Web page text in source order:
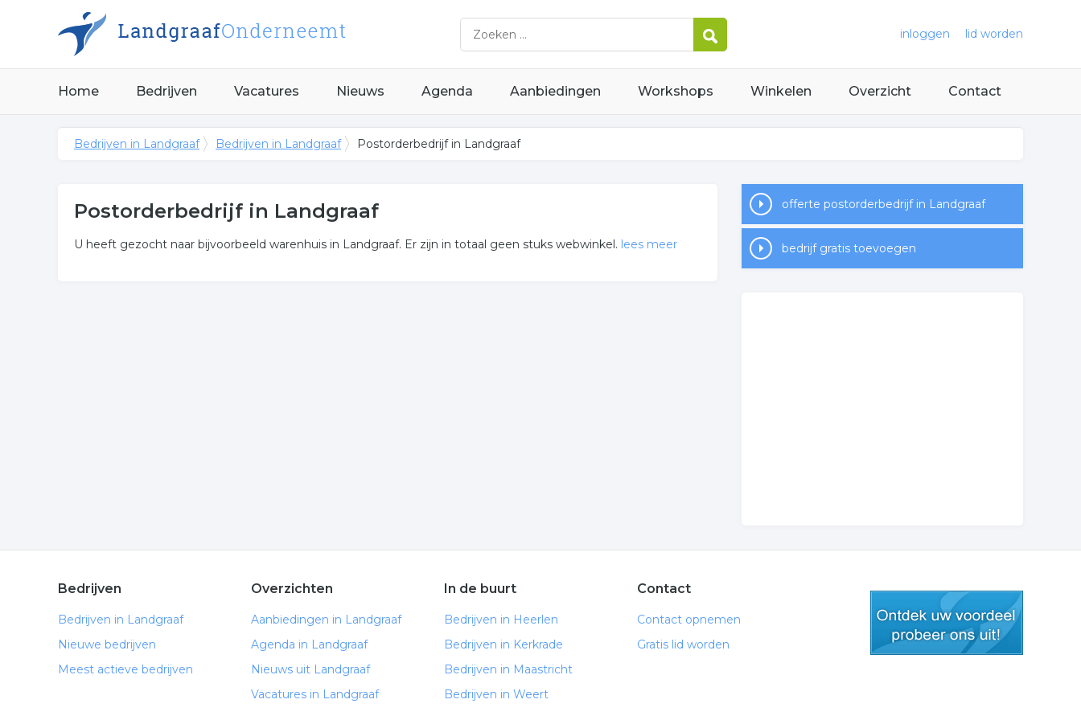
inloggen lid worden
Home Bedrijven Vacatures Nieuws Agenda Aanbiedingen Workshops Winkelen Overzicht Contact
Bedrijven in Landgraaf Bedrijven in Landgraaf Postorderbedrijf in Landgraaf
Postorderbedrijf in Landgraaf
U heeft gezocht naar bijvoorbeeld warenhuis in Landgraaf. Er zijn in totaal geen stuks webwinkel. lees meer
offerte postorderbedrijf in Landgraaf
bedrijf gratis toevoegen
Bedrijven
Bedrijven in Landgraaf
Nieuwe bedrijven
Meest actieve bedrijven
Overzichten
Aanbiedingen in Landgraaf
Agenda in Landgraaf
Nieuws uit Landgraaf
Vacatures in Landgraaf
In de buurt
Bedrijven in Heerlen
Bedrijven in Kerkrade
Bedrijven in Maastricht
Bedrijven in Weert
Contact
Contact opnemen
Gratis lid worden